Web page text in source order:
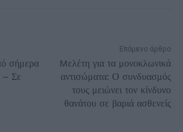
σήμερα
– Σε
Επόμενο άρθρο
Mελέτη για τα μονοκλωνικά
αντισώματα: Ο συνδυασμός
τους μειώνει τον κίνδυνο
θανάτου σε βαριά ασθενείς